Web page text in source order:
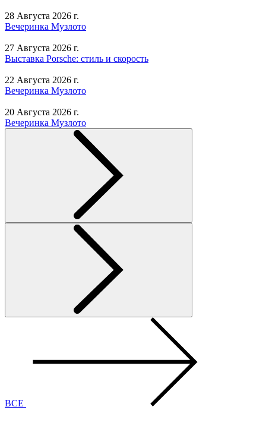
28 Августа 2026 г.
Вечеринка Музлото
27 Августа 2026 г.
Выставка Porsche: стиль и скорость
22 Августа 2026 г.
Вечеринка Музлото
20 Августа 2026 г.
Вечеринка Музлото
ВСЕ